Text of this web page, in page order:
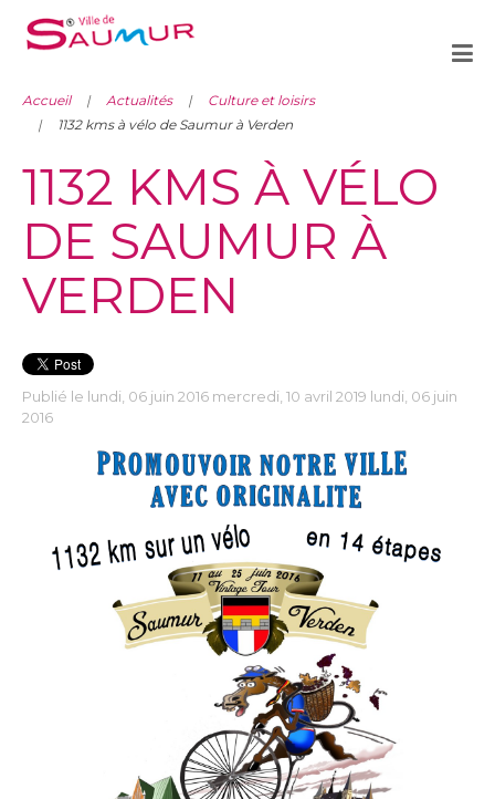
Accueil Actualités
Culture et loisirs
1132 kms à vélo de Saumur à Verden
1132 KMS À VÉLO
DE SAUMUR À
VERDEN
Publié le lundi, 06 juin 2016 mercredi, 10 avril 2019 lundi, 06 juin
2016